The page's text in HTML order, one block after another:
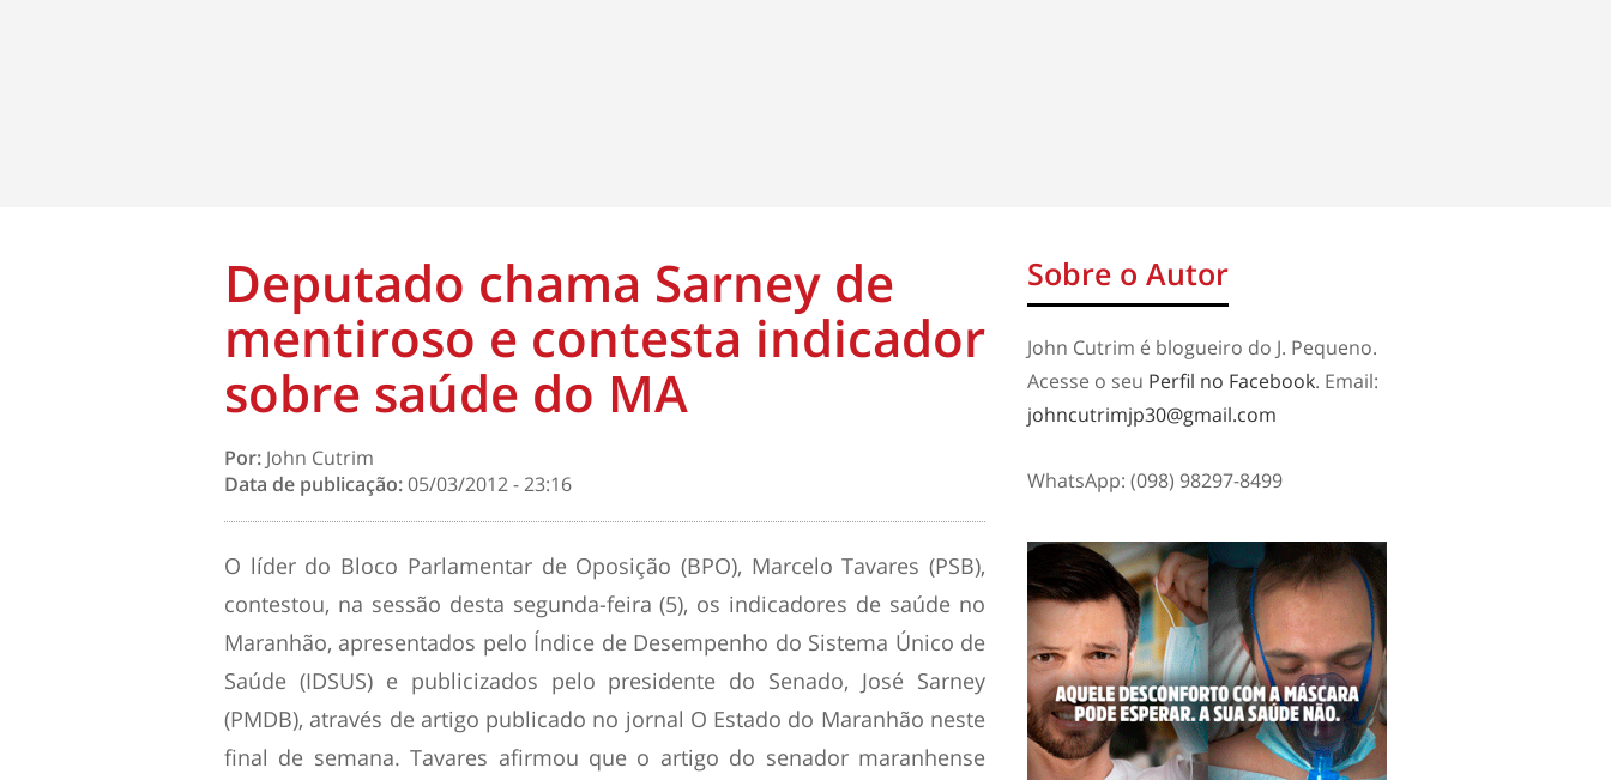
Deputado chama Sarney de
mentiroso e contesta indicador
sobre saúde do MA
Por: John Cutrim
Data de publicação:05/03/2012 - 23:16
O líder do Bloco Parlamentar de Oposição (BPO), Marcelo Tavares (PSB),
contestou, na sessão desta segunda-feira (5), os indicadores de saúde no
Maranhão, apresentados pelo Índice de Desempenho do Sistema Único de
Saúde (IDSUS) e publicizados pelo presidente do Senado, José Sarney
(PMDB), através de artigo publicado no jornal O Estado do Maranhão neste
final de semana. Tavares afirmou que o artigo do senador maranhense
Sobre o Autor
John Cutrim é blogueiro do J. Pequeno.
Acesse o seu Perfil no Facebook. Email:
johncutrimjp30@gmail.com
WhatsApp: (098) 98297-8499